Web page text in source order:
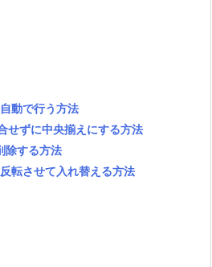
動で行う方法
せずに中央揃えにする方法
除する方法
転させて入れ替える方法